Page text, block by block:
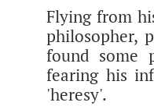
Flying from
philosopher,
found some
fearing his
'heresy'.